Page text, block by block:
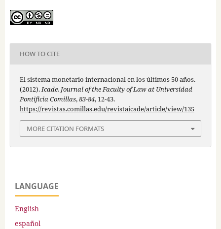
HOW TO CITE
El sistema monetario internacional en los últimos 50 años.
(2012).Icade. Journal of the Faculty of Law at Universidad
Pontificia Comillas,83-84, 12-43.
https://revistas.comillas.edu/revistaicade/article/view/135
MORE CITATION FORMATS
LANGUAGE
English
español